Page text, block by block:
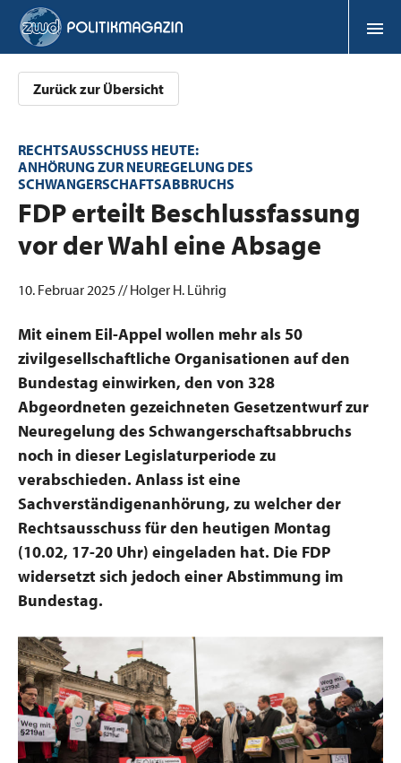
Zurück zur Übersicht
RECHTSAUSSCHUSS HEUTE:
ANHÖRUNG ZUR NEUREGELUNG DES
SCHWANGERSCHAFTSABBRUCHS
:FDP erteilt Beschlussfassung
vor der Wahl eine Absage
10. Februar 2025 // Holger H. Lührig
Mit einem Eil-Appel wollen mehr als 50
zivilgesellschaftliche Organisationen auf den
Bundestag einwirken, den von 328
Abgeordneten gezeichneten Gesetzentwurf zur
Neuregelung des Schwangerschaftsabbruchs
noch in dieser Legislaturperiode zu
verabschieden. Anlass ist eine
Sachverständigenanhörung, zu welcher der
Rechtsausschuss für den heutigen Montag
(10.02, 17-20 Uhr) eingeladen hat. Die FDP
widersetzt sich jedoch einer Abstimmung im
Bundestag.